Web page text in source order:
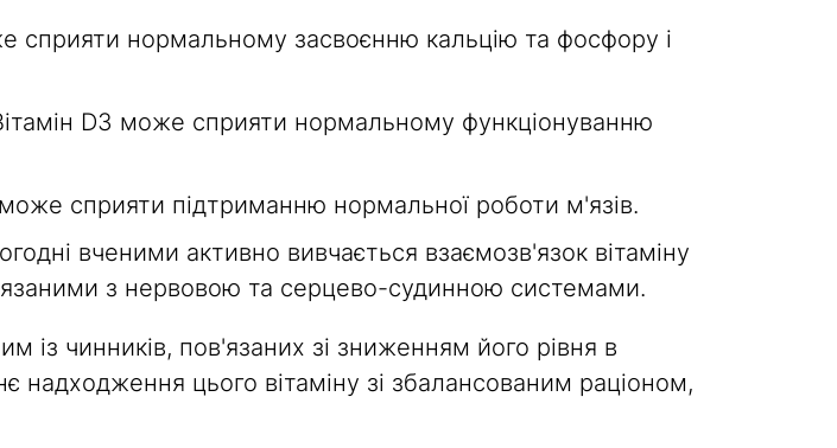
сприяти нормальному засвоєнню кальцію та фосфору і
D3 може сприяти нормальному функціонуванню
може сприяти підтриманню нормальної роботи м'язів.
вченими активно вивчається взаємозв'язок вітаміну
з нервовою та серцево-судинною системами.
із чинників, пов'язаних зі зниженням його рівня в
надходження цього вітаміну зі збалансованим раціоном,